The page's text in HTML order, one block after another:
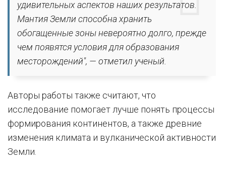
удивительных аспектов наших результатов.
Мантия Земли способна хранить
обогащенные зоны невероятно долго, прежде
чем появятся условия для образования
месторождений", — отметил ученый.
Авторы работы также считают, что
исследование помогает лучше понять процессы
формирования континентов, а также древние
изменения климата и вулканической активности
Земли.